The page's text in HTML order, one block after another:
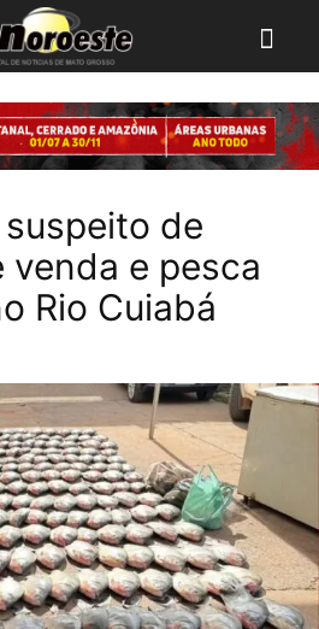
de
venda e pesca
Rio Cuiabá